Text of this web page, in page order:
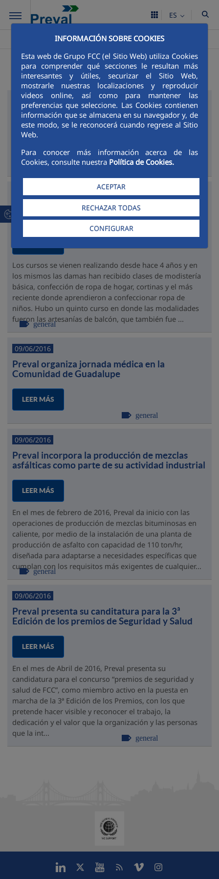
Saltar al contenido principal
INFORMACIÓN SOBRE COOKIES
Esta web de Grupo FCC (el Sitio Web) utiliza Cookies
para comprender qué secciones le resultan más
interesantes y útiles, securizar el Sitio Web,
mostrarle nuestras localizaciones y reproducir
videos online, así como para mantener las
preferencias que seleccione. Las Cookies contienen
información que se almacena en su navegador y, de
este modo, se le reconocerá cuando regrese al Sitio
Web.
Para conocer más información acerca de las
Cookies, consulte nuestra Política de Cookies.
ACEPTAR
RECHAZAR TODAS
CONFIGURAR
ES
Comunicación >Actualidad >Noticias
Últimas noticias
17/06/2017
Realizan la rehabilitación de la calle de acceso
a la Ciudad del Niño
LEER MÁS
general
Clausuran con éxito el cuarto curso de
modistería en La Valdeza
Los cursos se vienen realizando desde hace 4 años y en
los mismos las damas han recibido clases de modistería
básica, confección de ropa de hogar, cortinas y el más
reciente donde aprendieron a confeccionar ropa de
niños. Hubo un quinto curso en donde las modalidades
fueron las artesanías de balcón, que también fue ...
general
09/06/2016
Preval organiza jornada médica en la
Comunidad de Guadalupe
LEER MÁS
general
09/06/2016
Preval incorpora la producción de mezclas
asfálticas como parte de su actividad industrial
LEER MÁS
En el mes de febrero de 2016, Preval da inicio con las
operaciones de producción de mezclas bituminosas en
caliente, por medio de la instalación de una planta de
producción de asfalto con capacidad de 110 ton/hr,
diseñada para adaptarse a necesidades específicas que
cumplan con los requisitos más exigentes de cualquier...
general
09/06/2016
Preval presenta su canditatura para la 3ª
Edición de los premios de Seguridad y Salud
LEER MÁS
En el mes de Abril de 2016, Preval presenta su
candidatura para el concurso “premios de seguridad y
salud de FCC”, como miembro activo en la puesta en
marcha de la 3ª Edición de los Premios, con los que
pretende hacer visible y reconocer el trabajo, la
dedicación y el valor que la organización y las personas
que la int...
general